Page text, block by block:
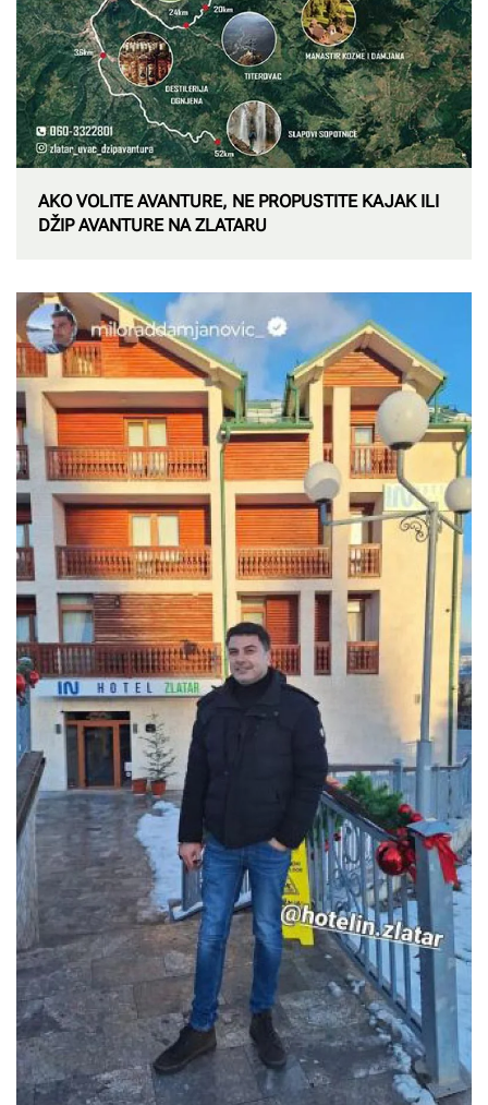
AKO VOLITE AVANTURE, NE PROPUSTITE KAJAK ILI
DŽIP AVANTURE NA ZLATARU